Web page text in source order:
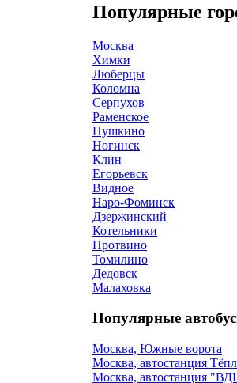
Популярные
Москва
Химки
Люберцы
Коломна
Серпухов
Раменское
Пушкино
Ногинск
Клин
Егорьевск
Видное
Наро-Фоминск
Дзержинский
Котельники
Протвино
Томилино
Дедовск
Малаховка
Популярные
Москва, Южные ворота
Москва, автостанция
Москва, автостанция